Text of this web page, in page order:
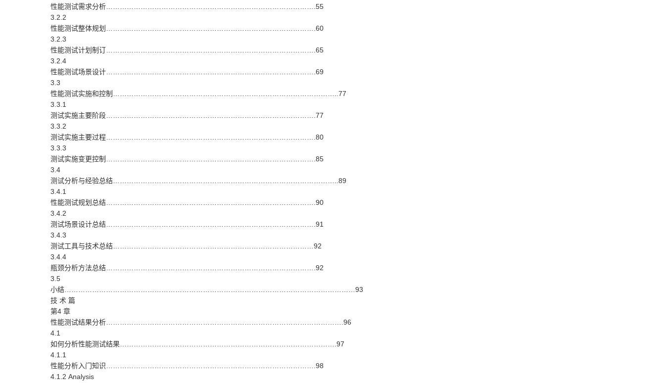
性能测试需求分析……………………………………………………………………………….55
3.2.2
性能测试整体规划……………………………………………………………………………….60
3.2.3
性能测试计划制订……………………………………………………………………………….65
3.2.4
性能测试场景设计……………………………………………………………………………….69
3.3
性能测试实施和控制……………………………………………………………………………………..77
3.3.1
测试实施主要阶段……………………………………………………………………………….77
3.3.2
测试实施主要过程……………………………………………………………………………….80
3.3.3
测试实施变更控制……………………………………………………………………………….85
3.4
测试分析与经验总结……………………………………………………………………………………..89
3.4.1
性能测试规划总结……………………………………………………………………………….90
3.4.2
测试场景设计总结……………………………………………………………………………….91
3.4.3
测试工具与技术总结……………………………………………………………………………92
3.4.4
瓶颈分析方法总结……………………………………………………………………………….92
3.5
小结………………………………………………………………………………………………………………93
技 术 篇
第4 章
性能测试结果分析………………………………………………………………………………………….96
4.1
如何分析性能测试结果………………………………………………………………………………….97
4.1.1
性能分析入门知识……………………………………………………………………………….98
4.1.2 Analysis